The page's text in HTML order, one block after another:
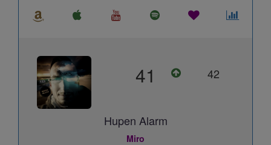
41 42
Hupen Alarm
Miro